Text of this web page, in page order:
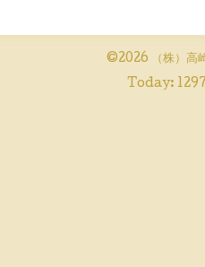
©2026 （株）
Today: 1297